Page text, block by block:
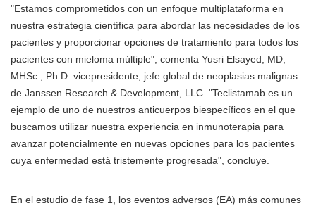
"Estamos comprometidos con un enfoque multiplataforma en
nuestra estrategia científica para abordar las necesidades de los
pacientes y proporcionar opciones de tratamiento para todos los
pacientes con mieloma múltiple", comenta Yusri Elsayed, MD,
MHSc., Ph.D. vicepresidente, jefe global de neoplasias malignas
de Janssen Research & Development, LLC. "Teclistamab es un
ejemplo de uno de nuestros anticuerpos biespecíficos en el que
buscamos utilizar nuestra experiencia en inmunoterapia para
avanzar potencialmente en nuevas opciones para los pacientes
cuya enfermedad está tristemente progresada", concluye.
En el estudio de fase 1, los eventos adversos (EA) más comunes